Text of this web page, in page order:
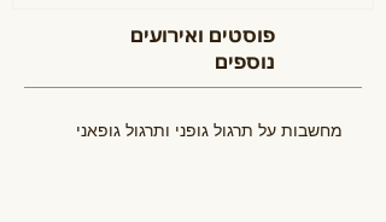
פוסטים ואירועים
נוספים
מחשבות על תרגול גופני ותרגול גופאני